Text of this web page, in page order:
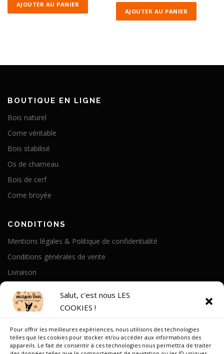
Salut, c'est nous LES
COOKIES !
Pour offrir les meilleures expériences, nous utilisons des technologies
telles que les cookies pour stocker et/ou accéder aux informations des
appareils. Le fait de consentir à ces technologies nous permettra de traiter
AJOUTER AU PANIER
AJOUTER AU PANIER
BOUTIQUE EN LIGNE
Bois naturel
Corne véritable
Bois stabilisé
Os de chameau
Bois de cerf
Corne broyée
CONDITIONS
Mentions légales & Politique de confidentialité
Conditions générales de vente
Livraison
Notre Histoire
On parle de nous